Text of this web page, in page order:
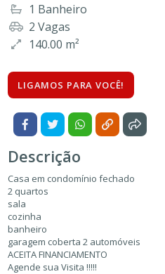
1 Banheiro
2 Vagas
140.00 m²
LIGAMOS PARA VOCÊ!
Descrição
Casa em condomínio fechado
2 quartos
sala
cozinha
banheiro
garagem coberta 2 automóveis
ACEITA FINANCIAMENTO
Agende sua Visita !!!!!